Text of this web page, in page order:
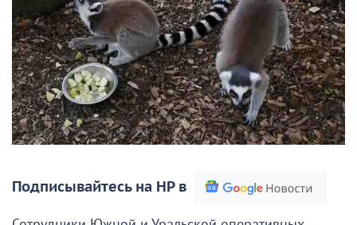
Подписывайтесь на НР в